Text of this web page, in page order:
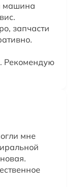
машина
запчасти
Рекомендую
мне